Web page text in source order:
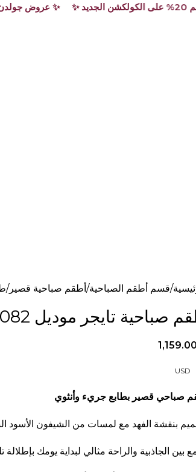
قسم أطقم الصباحية أطقم صباحية قصير
صباحية تايجر موديل 8082
1,159.00
USD
صباحي قصير بطابع جريء وأنثوي
بنقشة الفهد مع لمسات من الشيفون الأسود
بين الجاذبية والراحة مثالي لبداية يومك